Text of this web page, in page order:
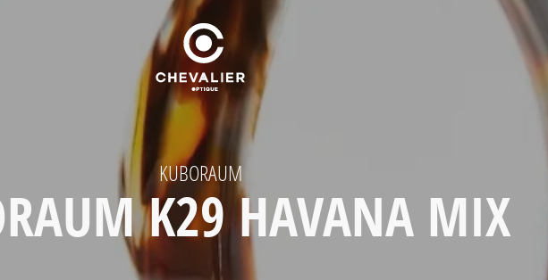
KUBORAUM
K29 HAVANA MIX